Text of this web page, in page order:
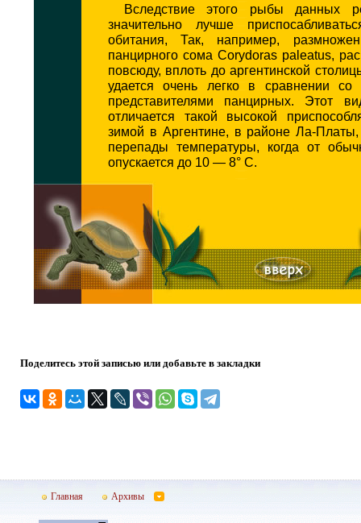
Вследствие этого рыбы данных
значительно лучше
обитания, Так, например,
панцирного сома Corydoras paleatus,
повсюду, вплоть до аргентинской
удается очень легко в сравнении со
представителями панцирных. Этот
отличается такой высокой
зимой в Аргентине, в районе Ла-
перепады температуры, когда от
опускается до 10 — 8° С.
Поделитесь этой записью или добавьте в закладки
Главная Архивы